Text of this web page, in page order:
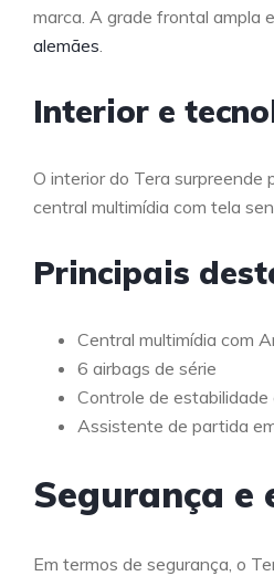
marca. A grade frontal ampla
alemães
Interior e
O interior do Tera surpreende
central multimídia com tela
Principais
Central multimídia com
6 airbags de série
Controle de estabilidade
Assistente de partida
Segurança e
Em termos de segurança, o